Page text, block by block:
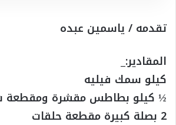
تقدمه / ياسمين عبده
المقادير:_
كيلو سمك فيليه
½ كيلو بطاطس مقشرة ومقطعة
2 بصلة كبيرة مقطعة حلقات